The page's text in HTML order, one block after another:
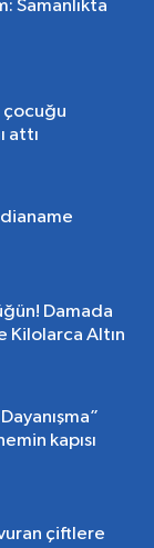
Samanlıkta
çocuğu
attı
Damada
Kilolarca Altın
kapısı
çiftlere